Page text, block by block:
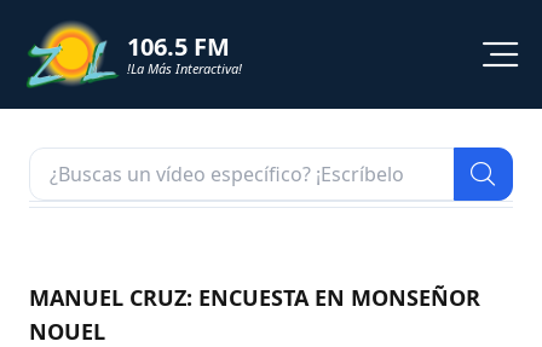
106.5 FM
!La Más Interactiva!
NOTICIAS
SHORTS
MANUEL CRUZ: ENCUESTA EN MONSEÑOR
NOUEL